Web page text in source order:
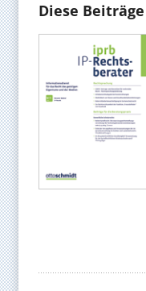
Diese